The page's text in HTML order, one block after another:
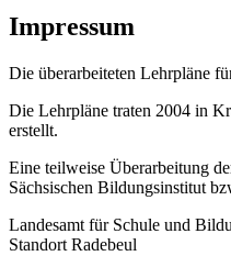
Impressum
Die überarbeiteten Lehrpläne
Die Lehrpläne traten 2004 in
erstellt.
Eine teilweise Überarbeitung
Sächsischen Bildungsinstitut
Landesamt für Schule und
Standort Radebeul